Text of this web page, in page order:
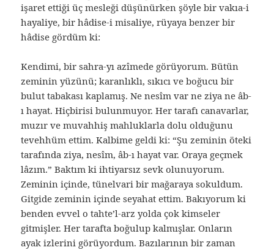
işaret ettiği üç mesleği düşünürken şöyle bir vakıa-i
hayaliye, bir hâdise-i misaliye, rüyaya benzer bir
hâdise gördüm ki:
Kendimi, bir sahra-yı azîmede görüyorum. Bütün
zeminin yüzünü; karanlıklı, sıkıcı ve boğucu bir
bulut tabakası kaplamış. Ne nesîm var ne ziya ne âb-
ı hayat. Hiçbirisi bulunmuyor. Her tarafı canavarlar,
muzır ve muvahhiş mahluklarla dolu olduğunu
tevehhüm ettim. Kalbime geldi ki: “Şu zeminin öteki
tarafında ziya, nesîm, âb-ı hayat var. Oraya geçmek
lâzım.” Baktım ki ihtiyarsız sevk olunuyorum.
Zeminin içinde, tünelvari bir mağaraya sokuldum.
Gitgide zeminin içinde seyahat ettim. Bakıyorum ki
benden evvel o tahte’l-arz yolda çok kimseler
gitmişler. Her tarafta boğulup kalmışlar. Onların
ayak izlerini görüyordum. Bazılarının bir zaman